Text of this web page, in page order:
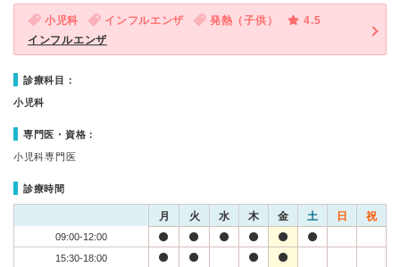
小児科 インフルエンザ 発熱（子供）
4.5
インフルエンザ
診療科目：
小児科
専門医・資格：
小児科専門医
診療時間
月 火 水 木 金 土 日 祝
09:00-12:00
15:30-18:00